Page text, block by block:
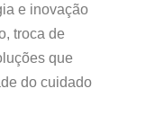
e inovação
troca de
que
do cuidado